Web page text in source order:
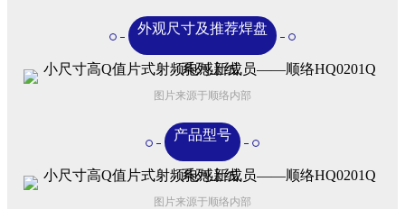
外观尺寸及推荐焊盘
图片来源于顺络内部
产品型号
图片来源于顺络内部